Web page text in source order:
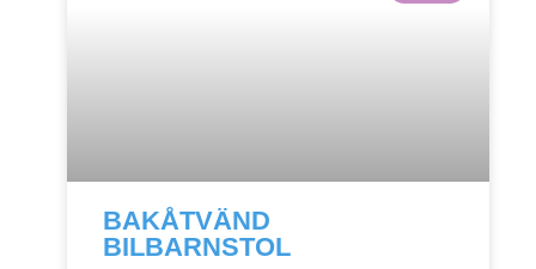
BAKÅTVÄND
BILBARNSTOL